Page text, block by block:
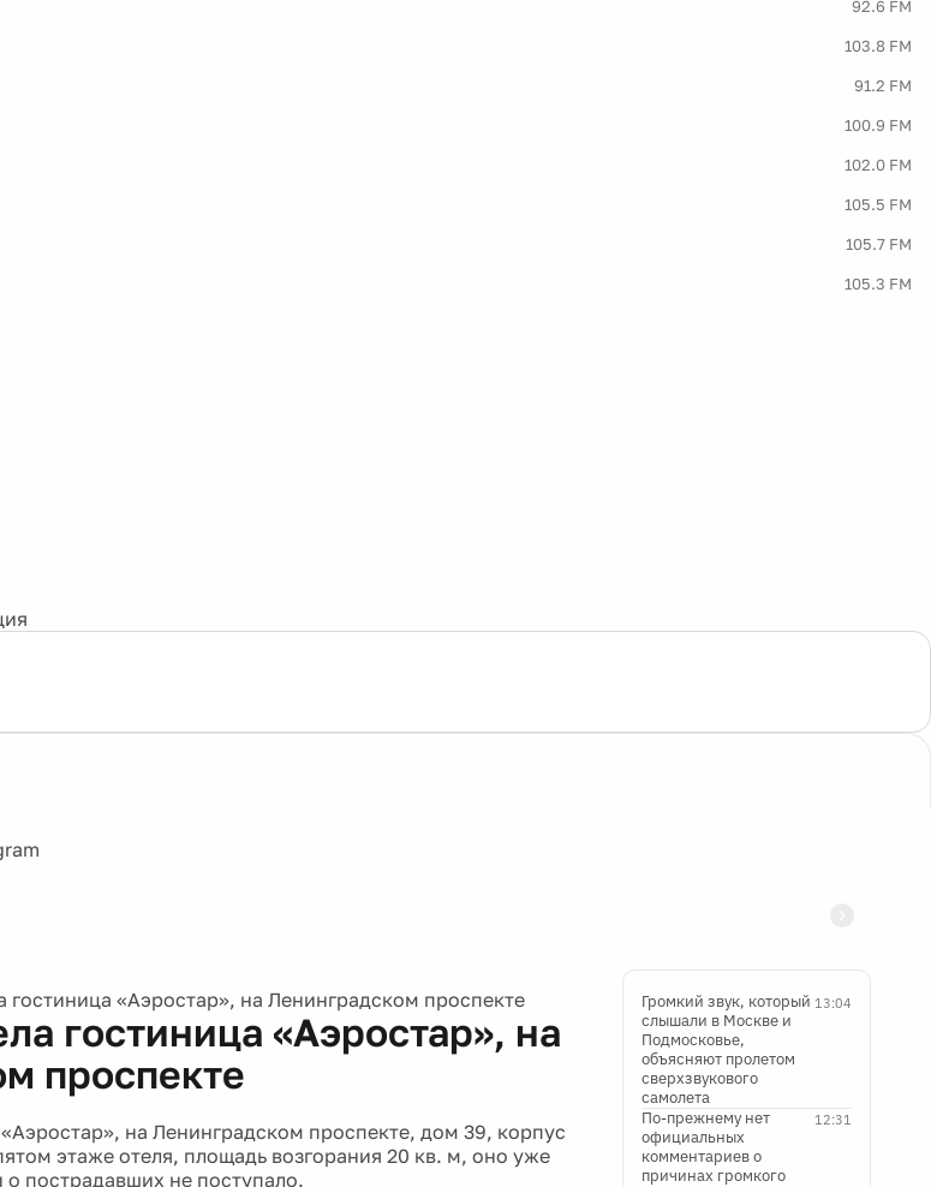
92.6 FM
103.8 FM
91.2 FM
100.9 FM
102.0 FM
105.5 FM
105.7 FM
105.3 FM
гостиница «Аэростар», на Ленинградском проспекте
гостиница «Аэростар», на
проспекте
на Ленинградском проспекте, дом 39, корпус
этаже отеля, площадь возгорания 20 кв. м, оно уже
пострадавших не поступало.
13:04
Громкий звук, который
слышали в Москве и
Подмосковье,
объясняют пролетом
сверхзвукового
самолета
12:31
По-прежнему нет
официальных
комментариев о
причинах громкого